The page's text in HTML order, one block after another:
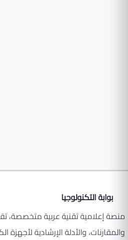
بوابة التكنولوجيا
منصة إعلامية تقنية عربية متخصصة،
والمقارنات، والأدلة الإرشادية لأجهزة